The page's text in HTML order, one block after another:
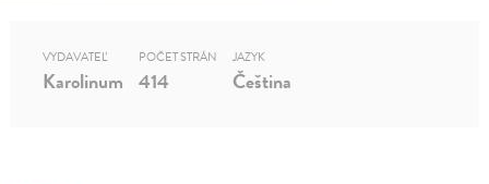
VYDAVATEĽ
Karolinum
POČET STRÁN
414
JAZYK
Čeština